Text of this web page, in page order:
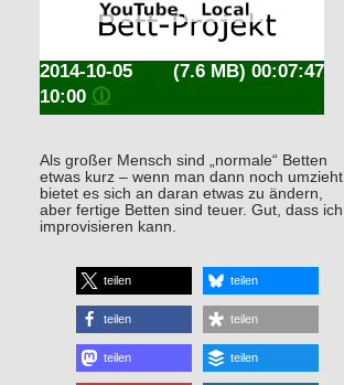
(7.6 MB) 00:07:47
2014-10-05
10:00 🛈
Als großer Mensch sind „normale“ Betten
etwas kurz – wenn man dann noch umzieht
bietet es sich an daran etwas zu ändern,
aber fertige Betten sind teuer. Gut, dass ich
improvisieren kann.
teilen teilen
teilen teilen
teilen teilen